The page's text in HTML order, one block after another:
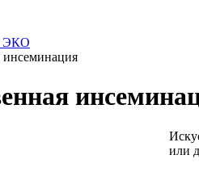
ЭКО
инсеминация
или